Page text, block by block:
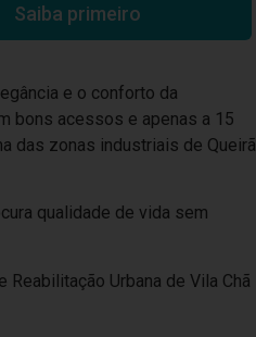
Saiba primeiro
e o conforto da
bons acessos e apenas a 15
das zonas industriais de Queirã
qualidade de vida sem
Urbana de Vila Chã